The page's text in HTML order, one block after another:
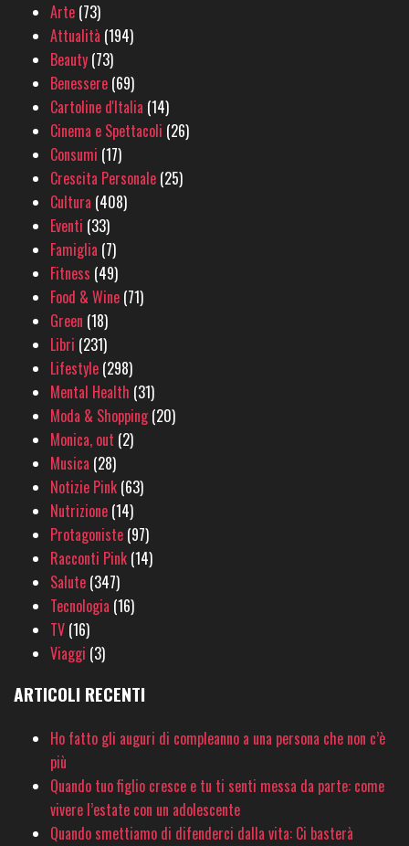
Arte (73)
Attualità (194)
Beauty (73)
Benessere (69)
Cartoline d'Italia (14)
Cinema e Spettacoli (26)
Consumi (17)
Crescita Personale (25)
Cultura (408)
Eventi (33)
Famiglia (7)
Fitness (49)
Food & Wine (71)
Green (18)
Libri (231)
Lifestyle (298)
Mental Health (31)
Moda & Shopping(20)
Monica, out (2)
Musica (28)
Notizie Pink (63)
Nutrizione (14)
Protagoniste (97)
Racconti Pink (14)
Salute (347)
Tecnologia (16)
TV (16)
Viaggi (3)
ARTICOLI RECENTI
Ho fatto gli auguri di compleanno a una persona che non c’è
più
Quando tuo figlio cresce e tu ti senti messa da parte: come
vivere l’estate con un adolescente
Quando smettiamo di difenderci dalla vita: Ci basterà